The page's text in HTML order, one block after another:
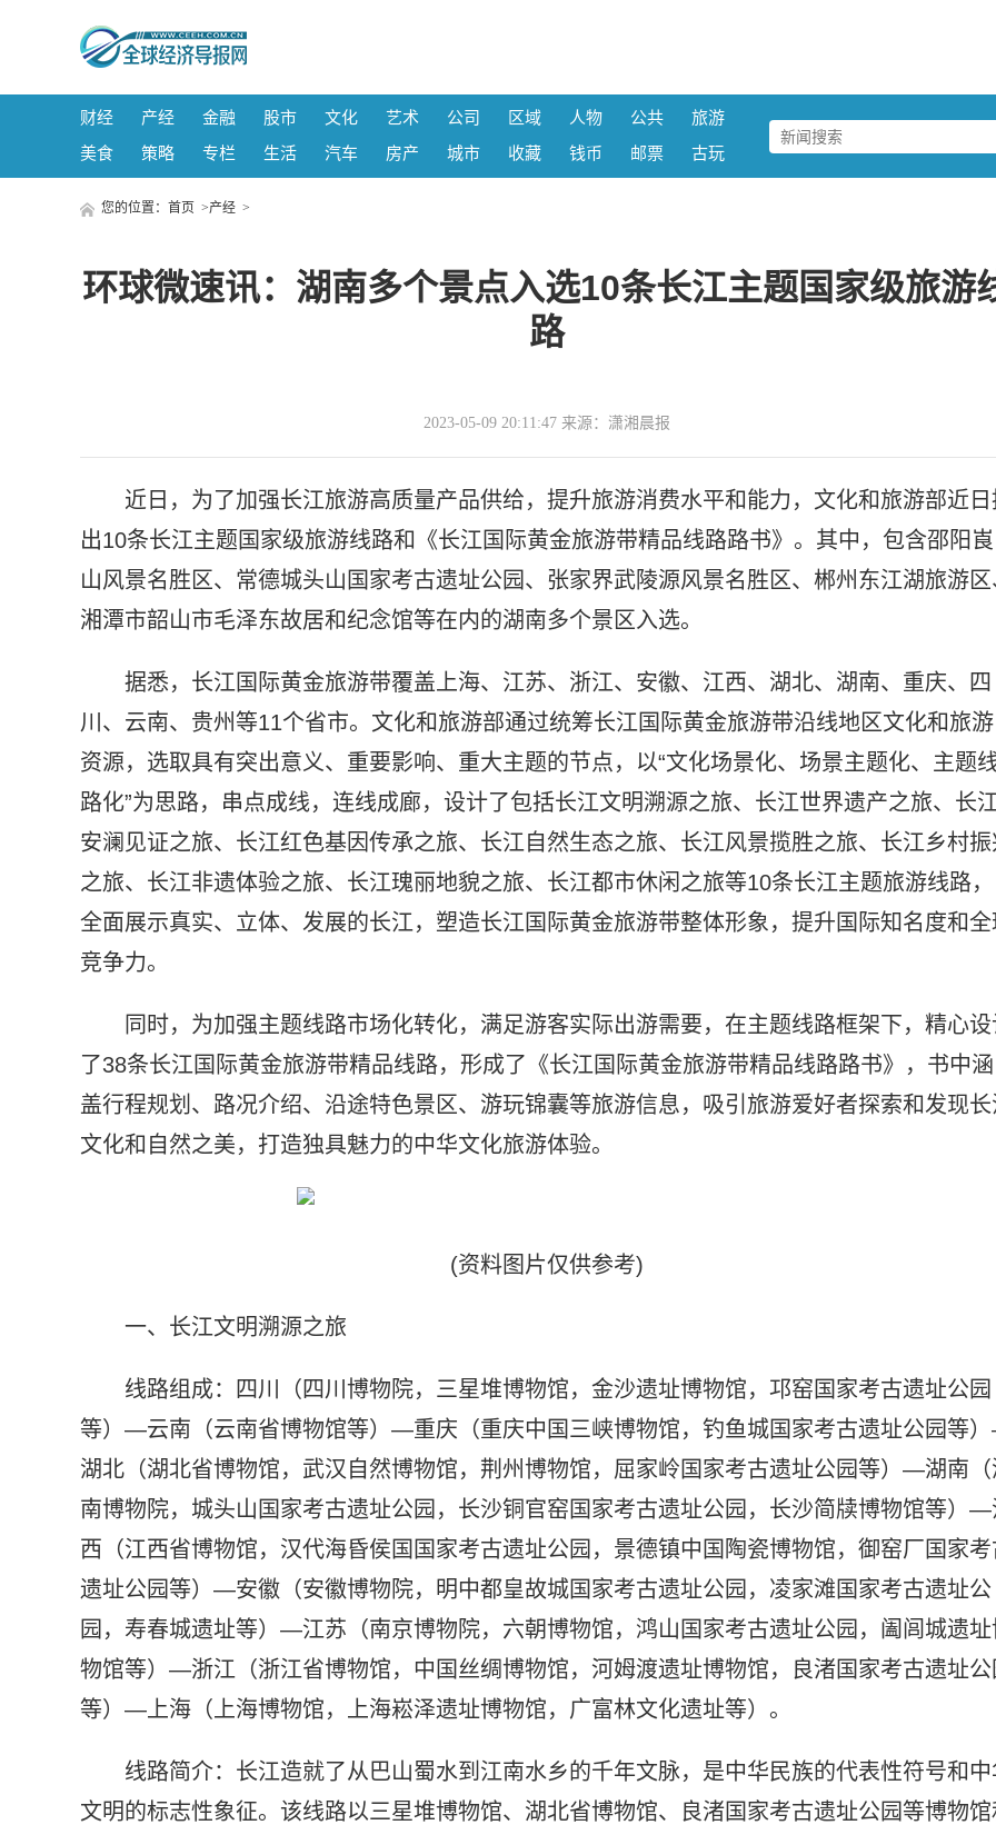
财经 产经 金融 股市 文化 艺术 公司 区域 人物 公共
旅游
美食
策略 专栏 生活 汽车 房产 城市 收藏 钱币 邮票 古玩
您的位置： 首页 >产经 >
环球微速讯：湖南多个景点入选10条长江主题国家级旅游
路
2023-05-09 20:11:47 来源：潇湘晨报
近日，为了加强长江旅游高质量产品供给，提升旅游消费水平和能力，文化和旅游部近日
出10条长江主题国家级旅游线路和《长江国际黄金旅游带精品线路路书》。其中，包含邵阳崀
山风景名胜区、常德城头山国家考古遗址公园、张家界武陵源风景名胜区、郴州东江湖旅游区
湘潭市韶山市毛泽东故居和纪念馆等在内的湖南多个景区入选。
据悉，长江国际黄金旅游带覆盖上海、江苏、浙江、安徽、江西、湖北、湖南、重庆、四
川、云南、贵州等11个省市。文化和旅游部通过统筹长江国际黄金旅游带沿线地区文化和旅游
资源，选取具有突出意义、重要影响、重大主题的节点，以“文化场景化、场景主题化、主题
路化”为思路，串点成线，连线成廊，设计了包括长江文明溯源之旅、长江世界遗产之旅、长江
安澜见证之旅、长江红色基因传承之旅、长江自然生态之旅、长江风景揽胜之旅、长江乡村振
之旅、长江非遗体验之旅、长江瑰丽地貌之旅、长江都市休闲之旅等10条长江主题旅游线路，
全面展示真实、立体、发展的长江，塑造长江国际黄金旅游带整体形象，提升国际知名度和全
竞争力。
同时，为加强主题线路市场化转化，满足游客实际出游需要，在主题线路框架下，精心
了38条长江国际黄金旅游带精品线路，形成了《长江国际黄金旅游带精品线路路书》，书中涵
盖行程规划、路况介绍、沿途特色景区、游玩锦囊等旅游信息，吸引旅游爱好者探索和发现长
文化和自然之美，打造独具魅力的中华文化旅游体验。
(资料图片仅供参考)
一、长江文明溯源之旅
线路组成：四川（四川博物院，三星堆博物馆，金沙遗址博物馆，邛窑国家考古遗址公园
等）—云南（云南省博物馆等）—重庆（重庆中国三峡博物馆，钓鱼城国家考古遗址公园等
湖北（湖北省博物馆，武汉自然博物馆，荆州博物馆，屈家岭国家考古遗址公园等）—湖南（
南博物院，城头山国家考古遗址公园，长沙铜官窑国家考古遗址公园，长沙简牍博物馆等）—
西（江西省博物馆，汉代海昏侯国国家考古遗址公园，景德镇中国陶瓷博物馆，御窑厂国家考
遗址公园等）—安徽（安徽博物院，明中都皇故城国家考古遗址公园，凌家滩国家考古遗址公
园，寿春城遗址等）—江苏（南京博物院，六朝博物馆，鸿山国家考古遗址公园，阖闾城遗址
物馆等）—浙江（浙江省博物馆，中国丝绸博物馆，河姆渡遗址博物馆，良渚国家考古遗址公
等）—上海（上海博物馆，上海崧泽遗址博物馆，广富林文化遗址等）。
线路简介：长江造就了从巴山蜀水到江南水乡的千年文脉，是中华民族的代表性符号和中
文明的标志性象征。该线路以三星堆博物馆、湖北省博物馆、良渚国家考古遗址公园等博物馆